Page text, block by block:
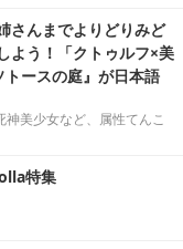
さんまでよりどりみど
よう！「クトゥルフ×美
ースの庭』が日本語
美少女など、属性てんこ
特集